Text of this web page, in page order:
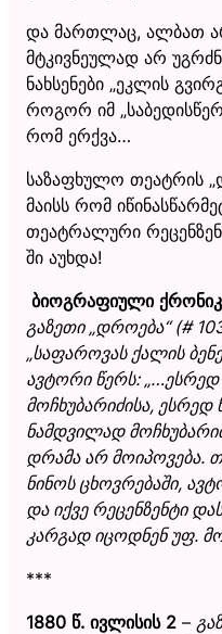
და მართლაც, ალბათ
მტკივნეულად არ
ნახსენები „ეკლის
როგორ იმ
რომ ერქვა…
საზაფხულო თეატრის
მაისს რომ
თეატრალური
ში აუხდა!
ბიოგრაფიული
გაზეთი„დროება“(#
„საფაროვას ქალის
ავტორი წერს:„
მოჩხუბარიძისა,
ნამდვილად
დრამა არ მოიპოვება.
ნინოს ცხოვრებაში,
და იქვე რეცენზენტი
კარგად იცოდნენ უფ.
***
1880 წ. ივლისის 2 –